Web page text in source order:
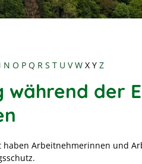
N O P Q R S T U V W X Y Z
während der
haben Arbeitnehmerinnen und